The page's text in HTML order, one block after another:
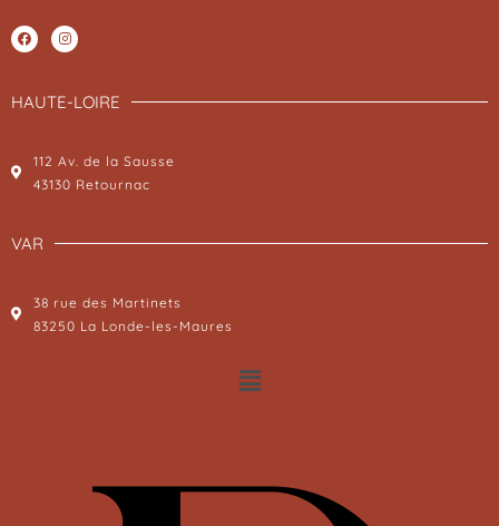
HAUTE-LOIRE
112 Av. de la Sausse
43130 Retournac
VAR
38 rue des Martinets
83250 La Londe-les-Maures